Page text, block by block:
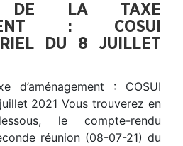
DE LA TAXE
: COSUI
DU 8 JUILLET
d’aménagement : COSUI
2021 Vous trouverez en
le compte-rendu
réunion (08-07-21) du